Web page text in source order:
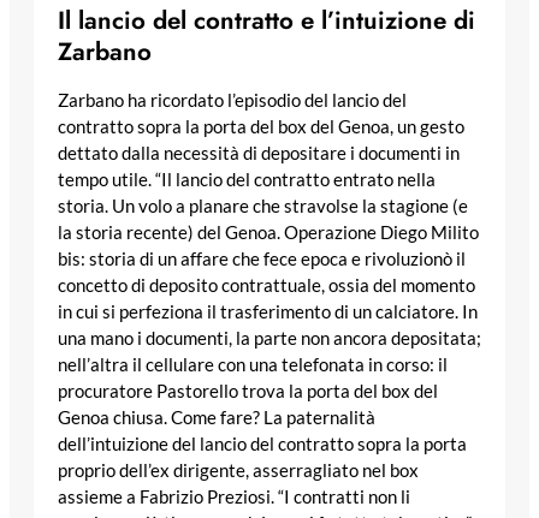
Il lancio del contratto e l’intuizione di
Zarbano
Zarbano ha ricordato l’episodio del lancio del
contratto sopra la porta del box del Genoa, un gesto
dettato dalla necessità di depositare i documenti in
tempo utile. “Il lancio del contratto entrato nella
storia. Un volo a planare che stravolse la stagione (e
la storia recente) del Genoa. Operazione Diego Milito
bis: storia di un affare che fece epoca e rivoluzionò il
concetto di deposito contrattuale, ossia del momento
in cui si perfeziona il trasferimento di un calciatore. In
una mano i documenti, la parte non ancora depositata;
nell’altra il cellulare con una telefonata in corso: il
procuratore Pastorello trova la porta del box del
Genoa chiusa. Come fare? La paternalità
dell’intuizione del lancio del contratto sopra la porta
proprio dell’ex dirigente, asserragliato nel box
assieme a Fabrizio Preziosi. “I contratti non li